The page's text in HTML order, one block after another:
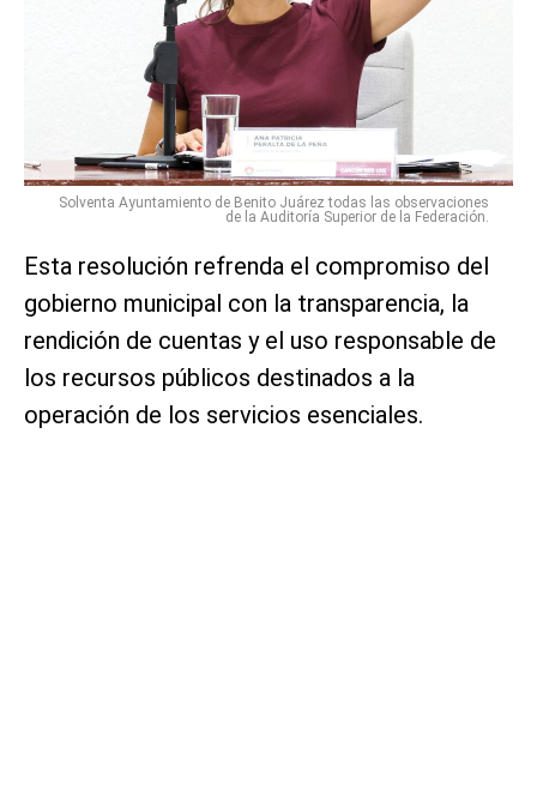
Solventa Ayuntamiento de Benito Juárez todas las observaciones
de la Auditoría Superior de la Federación.
Esta resolución refrenda el compromiso del
gobierno municipal con la transparencia, la
rendición de cuentas y el uso responsable de
los recursos públicos destinados a la
operación de los servicios esenciales.